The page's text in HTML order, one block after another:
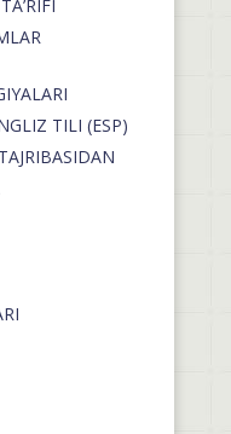
TILI (ESP)